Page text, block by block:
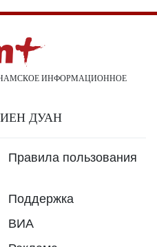
ИНФОРМАЦИОННОЕ
ДУАН
Правила пользования
Поддержка
ВИА